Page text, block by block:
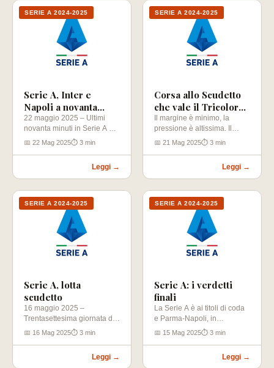
SERIE A 2024-2025
Serie A, Inter e
Napoli a novanta
minuti dallo scudetto
22 maggio 2025 – Ultimi
novanta minuti in Serie A e
tanti verdetti ancora…
📅 22 Mag 2025⏱ 3 min
Leggi →
SERIE A 2024-2025
Corsa allo Scudetto
che vale il Tricolore:
venerdì sera alle
20:45
Il margine è minimo, la
pressione è altissima. Il
Napoli torna in campo
venerdì…
📅 21 Mag 2025⏱ 3 min
Leggi →
SERIE A 2024-2025
Serie A, lotta
scudetto
16 maggio 2025 –
Trentasettesima giornata di
Serie A che potrebbe
📅 16 Mag 2025⏱ 3 min
Leggi →
SERIE A 2024-2025
Serie A: i verdetti
finali
La Serie A è ai titoli di coda
e Parma-Napoli, in
programma domenica
📅 15 Mag 2025⏱ 3 min
Leggi →